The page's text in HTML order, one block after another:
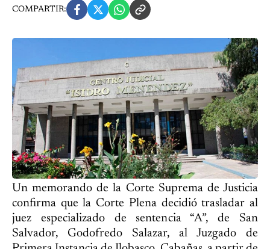
COMPARTIR:
Un memorando de la Corte Suprema de Justicia
confirma que la Corte Plena decidió trasladar al
juez especializado de sentencia “A”, de San
Salvador, Godofredo Salazar, al Juzgado de